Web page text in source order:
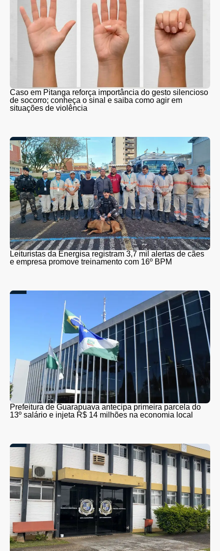
Caso em Pitanga reforça importância do gesto silencioso
de socorro; conheça o sinal e saiba como agir em
situações de violência
Leituristas da Energisa registram 3,7 mil alertas de cães
e empresa promove treinamento com 16º BPM
Prefeitura de Guarapuava antecipa primeira parcela do
13º salário e injeta R$ 14 milhões na economia local